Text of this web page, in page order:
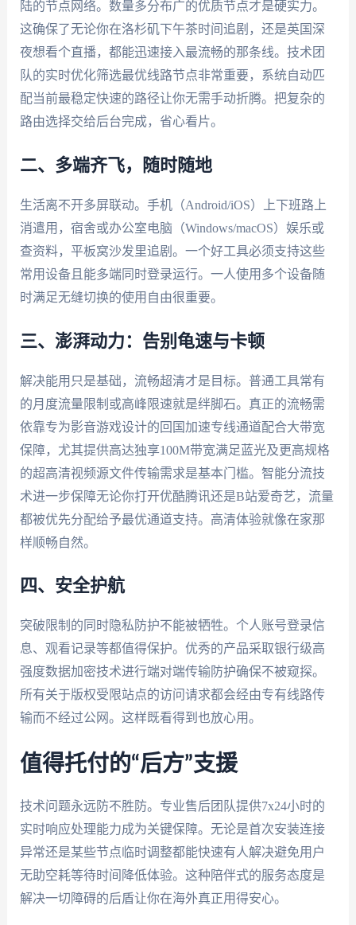
陆的节点网络。数量多分布广的优质节点才是硬实力。
这确保了无论你在洛杉矶下午茶时间追剧，还是英国深
夜想看个直播，都能迅速接入最流畅的那条线。技术团
队的实时优化筛选最优线路节点非常重要，系统自动匹
配当前最稳定快速的路径让你无需手动折腾。把复杂的
路由选择交给后台完成，省心看片。
二、多端齐飞，随时随地
生活离不开多屏联动。手机（Android/iOS）上下班路上
消遣用，宿舍或办公室电脑（Windows/macOS）娱乐或
查资料，平板窝沙发里追剧。一个好工具必须支持这些
常用设备且能多端同时登录运行。一人使用多个设备随
时满足无缝切换的使用自由很重要。
三、澎湃动力：告别龟速与卡顿
解决能用只是基础，流畅超清才是目标。普通工具常有
的月度流量限制或高峰限速就是绊脚石。真正的流畅需
依靠专为影音游戏设计的回国加速专线通道配合大带宽
保障，尤其提供高达独享100M带宽满足蓝光及更高规格
的超高清视频源文件传输需求是基本门槛。智能分流技
术进一步保障无论你打开优酷腾讯还是B站爱奇艺，流量
都被优先分配给予最优通道支持。高清体验就像在家那
样顺畅自然。
四、安全护航
突破限制的同时隐私防护不能被牺牲。个人账号登录信
息、观看记录等都值得保护。优秀的产品采取银行级高
强度数据加密技术进行端对端传输防护确保不被窥探。
所有关于版权受限站点的访问请求都会经由专有线路传
输而不经过公网。这样既看得到也放心用。
值得托付的“后方”支援
技术问题永远防不胜防。专业售后团队提供7x24小时的
实时响应处理能力成为关键保障。无论是首次安装连接
异常还是某些节点临时调整都能快速有人解决避免用户
无助空耗等待时间降低体验。这种陪伴式的服务态度是
解决一切障碍的后盾让你在海外真正用得安心。